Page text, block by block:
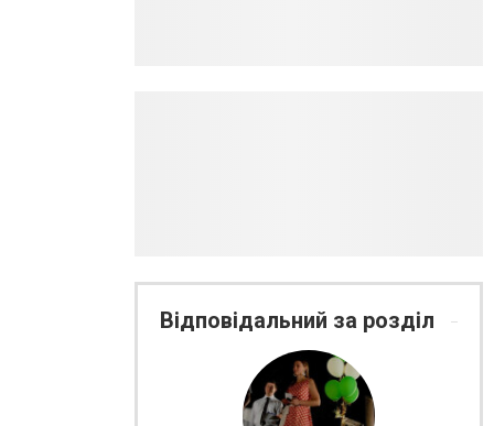
Відповідальний за розділ